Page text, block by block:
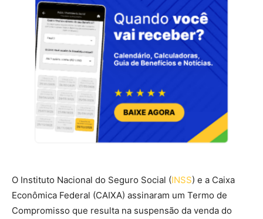
O Instituto Nacional do Seguro Social (INSS) e a Caixa
Econômica Federal (CAIXA) assinaram um Termo de
Compromisso que resulta na suspensão da venda do